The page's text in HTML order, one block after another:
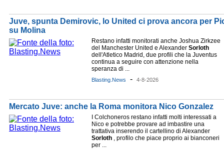
Juve, spunta Demirovic, lo United ci prova ancora per
su Molina
Restano infatti monitorati anche Joshua Zirkzee
del Manchester United e Alexander Sorloth
dell'Atletico Madrid, due profili che la Juventus
continua a seguire con attenzione nella
speranza di ...
Blasting.News - 4-8-2026
Mercato Juve: anche la Roma monitora Nico Gonzalez
I Colchoneros restano infatti molti interessati a
Nico e potrebbe provare ad imbastire una
trattativa inserendo il cartellino di Alexander
Sorloth , profilo che piace proprio ai bianconeri
per ...